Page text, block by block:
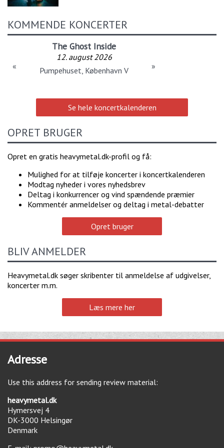
KOMMENDE KONCERTER
The Ghost Inside
12. august 2026
Pumpehuset, København V
« »
Se hele koncertkalenderen
OPRET BRUGER
Opret en gratis heavymetal.dk-profil og få:
Mulighed for at tilføje koncerter i koncertkalenderen
Modtag nyheder i vores nyhedsbrev
Deltag i konkurrencer og vind spændende præmier
Kommentér anmeldelser og deltag i metal-debatter
Opret bruger
BLIV ANMELDER
Heavymetal.dk søger skribenter til anmeldelse af udgivelser,
koncerter m.m.
Læs mere her
Adresse
Use this address for sending review material:
heavymetal.dk
Hymersvej 4
DK-3000 Helsingør
Denmark